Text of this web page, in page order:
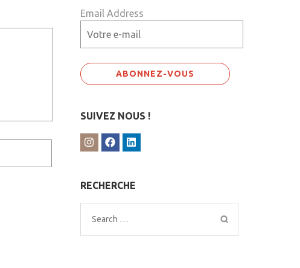
Email Address
SUIVEZ NOUS !
RECHERCHE
Search
for: